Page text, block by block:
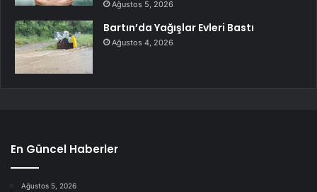
Ağustos 5, 2026
Bartın’da Yağışlar Evleri Bastı
Ağustos 4, 2026
En Güncel Haberler
Ağustos 5, 2026